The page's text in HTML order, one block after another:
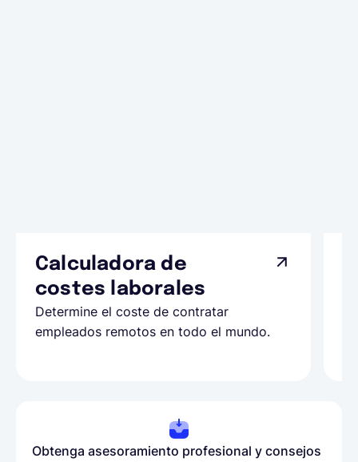
Calculadora de
costes laborales
Determine el coste de contratar
empleados remotos en todo el mundo.
Obtenga asesoramiento profesional y consejos